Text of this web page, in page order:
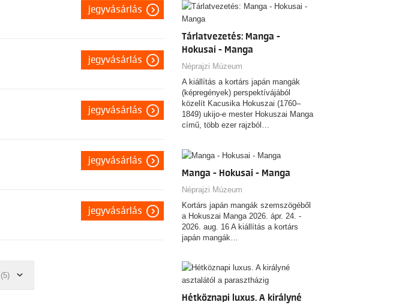
jegyvásárlás
jegyvásárlás
jegyvásárlás
jegyvásárlás
jegyvásárlás
(5)
Tárlatvezetés: Manga -
Hokusai - Manga
Néprajzi Múzeum
A kiállítás a kortárs japán mangák
(képregények) perspektívájából
közelít Kacusika Hokuszai (1760–
1849) ukijo-e mester Hokuszai Manga
című, több ezer rajzból…
Manga - Hokusai - Manga
Néprajzi Múzeum
Kortárs japán mangák szemszögéből
a Hokuszai Manga 2026. ápr. 24. -
2026. aug. 16 A kiállítás a kortárs
japán mangák…
Hétköznapi luxus. A királyné